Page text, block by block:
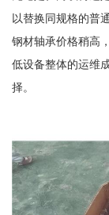
以替换同规格的普
钢材轴承价格稍高
低设备整体的运维
择。